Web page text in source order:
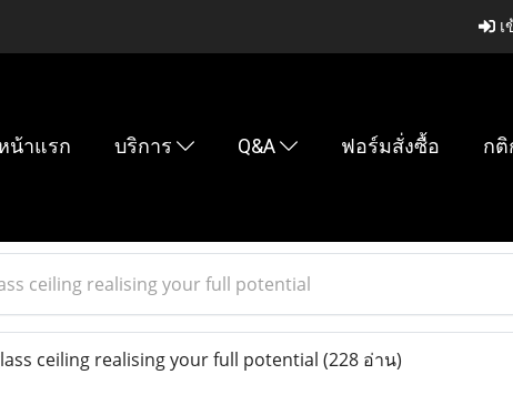
เ
น้าแรก บริการ Q&A ฟอร์มสั่งซื้อ กติ
ceiling realising your full potential
ceiling realising your full potential (228 อ่าน)